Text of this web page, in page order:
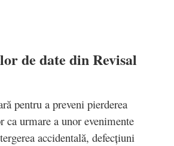
de date din Revisal
pentru a preveni pierderea
ca urmare a unor evenimente
accidentală, defecțiuni